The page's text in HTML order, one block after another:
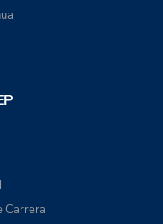
Carrera